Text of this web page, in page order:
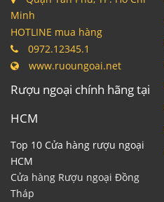
Minh
HOTLINE mua hàng
0972.12345.1
www.ruoungoai.net
Rượu ngoại chính hãng tại
HCM
Top 10 Cửa hàng rượu ngoại
HCM
Cửa hàng Rượu ngoại Đồng
Tháp